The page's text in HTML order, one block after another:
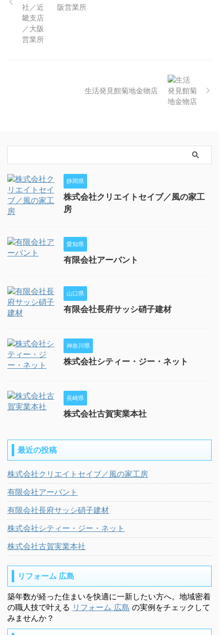
阪営業所
生活発見館菊地金物店
静岡県
株式会社クリエイトセイブ／風の家工
房
愛知県
有限会社アーバント
山口県
有限会社長府サッシ硝子建材
神奈川県
株式会社シティー・ジー・ネット
長崎県
株式会社古賀実業本社
最近の投稿
株式会社クリエイトセイブ／風の家工房
有限会社アーバント
有限会社長府サッシ硝子建材
株式会社シティー・ジー・ネット
株式会社古賀実業本社
リフォーム 広島
築年数が経った住まいを快適に一新したい方へ。地域密着
の職人技で叶える リフォーム 広島 の実例をチェックして
みませんか？